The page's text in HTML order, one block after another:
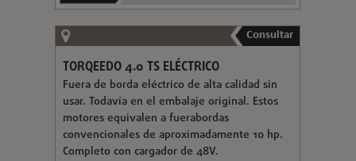
Consultar
TORQEEDO 4.0 TS ELÉCTRICO
Fuera de borda eléctrico de alta calidad sin
usar. Todavía en el embalaje original. Estos
motores equivalen a fuerabordas
convencionales de aproximadamente 10 hp.
Completo con cargador de 48V.